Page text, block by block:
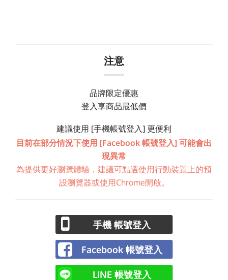
注意
品牌限定優惠
登入享商品最低價
建議使用 [手機帳號登入] 更便利
目前在部分情況下使用 [Facebook 帳號登入] 可能會出
現異常
為提供更好瀏覽體驗，建議可點選使用行動裝置上的預
設瀏覽器或使用Chrome開啟。
手機 帳號登入
Facebook 帳號登入
LINE 帳號登入